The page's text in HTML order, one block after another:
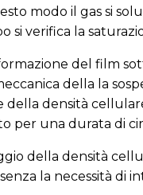
modo il gas si
si verifica la
del film
della la
della densità
per una durata di
della densità
la necessità di